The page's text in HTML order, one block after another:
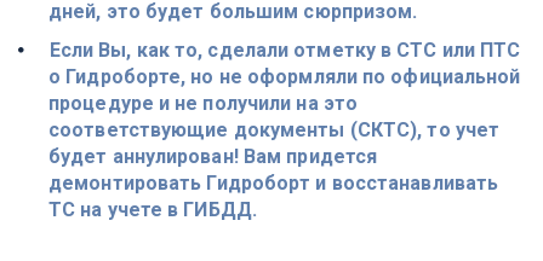
дней, это будет большим сюрпризом.
Если Вы, как то, сделали отметку в СТС или ПТС
о Гидроборте, но не оформляли по официальной
процедуре и не получили на это
соответствующие документы (СКТС), то учет
будет аннулирован! Вам придется
демонтировать Гидроборт и восстанавливать
ТС на учете в ГИБДД.